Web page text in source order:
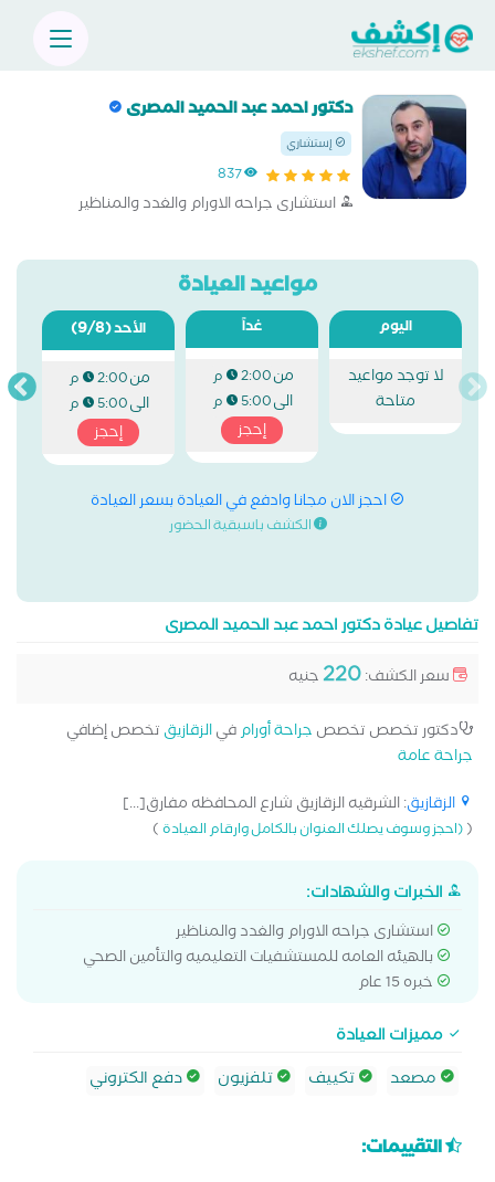
دكتور احمد عبد الحميد المصرى
إستشاري
837
استشارى جراحه الاورام والغدد والمناظير
مواعيد العيادة
اليوم
لا توجد مواعيد
متاحة
غداً
من2:00 م
الى5:00 م
إحجز
الأحد(9/8)
من2:00 م
الى5:00 م
إحجز
احجز الان مجانا وادفع في العيادة بسعر العيادة
الكشف باسبقية الحضور
تفاصيل عيادة دكتور احمد عبد الحميد المصرى
سعر الكشف:220جنيه
دكتور تخصص تخصص جراحة أورامفيالزقازيق تخصص إضافي
جراحة عامة
الزقازيق: الشرقيه الزقازيق شارع المحافظه مفارق[...]
((احجز وسوف يصلك العنوان بالكامل وارقام العيادة)
الخبرات والشهادات:
استشارى جراحه الاورام والغدد والمناظير
بالهيئه العامه للمستشفيات التعليميه والتأمين الصحي
خبره 15 عام
مميزات العيادة
مصعد
تكييف تلفزيون دفع الكتروني
التقييمات: